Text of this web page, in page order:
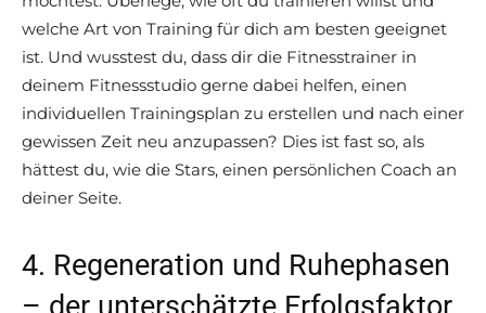
welche Art von Training für dich am besten geeignet
ist. Und wusstest du, dass dir die Fitnesstrainer in
deinem Fitnessstudio gerne dabei helfen, einen
individuellen Trainingsplan zu erstellen und nach einer
gewissen Zeit neu anzupassen? Dies ist fast so, als
hättest du, wie die Stars, einen persönlichen Coach an
deiner Seite.
4. Regeneration und Ruhephasen